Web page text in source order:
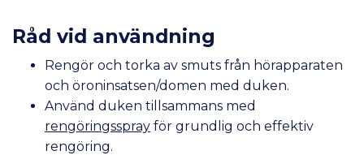
Råd vid användning
Rengör och torka av smuts från hörapparaten
och öroninsatsen/domen med duken.
Använd duken tillsammans med
rengöringsspray för grundlig och effektiv
rengöring.